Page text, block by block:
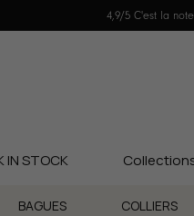
IN STOCK
BAGUES COLLIERS